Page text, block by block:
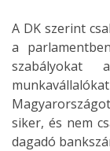
A DK szerint
a
szabályokat
siker, és nem
dagadó